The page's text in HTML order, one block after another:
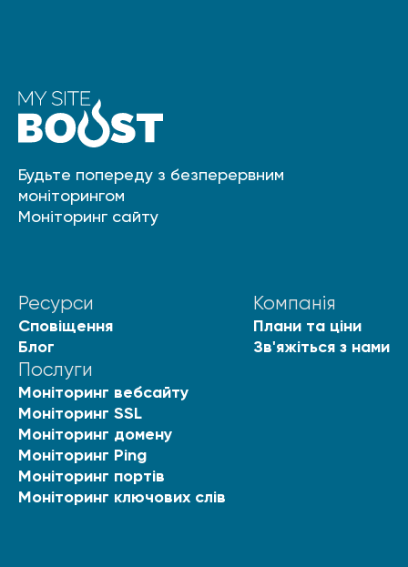
Будьте попереду з безперервним
моніторингом
Моніторинг сайту
Ресурси
Сповіщення
Блог
Компанія
Плани та ціни
Зв'яжіться з нами
Послуги
Моніторинг вебсайту
Моніторинг SSL
Моніторинг домену
Моніторинг Ping
Моніторинг портів
Моніторинг ключових слів